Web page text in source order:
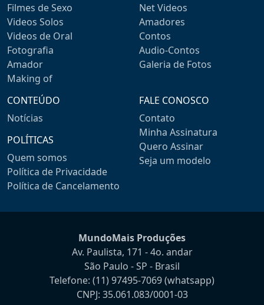
Filmes de Sexo
Videos Solos
Videos de Oral
Fotografia
Amador
Making of
Net Videos
Amadores
Contos
Audio-Contos
Galeria de Fotos
CONTEÚDO
Notícias
POLÍTICAS
Quem somos
Política de Privacidade
Política de Cancelamento
FALE CONOSCO
Contato
Minha Assinatura
Quero Assinar
Seja um modelo
MundoMais Produções
Av. Paulista, 171 - 4o. andar
São Paulo - SP - Brasil
Telefone: (11) 97495-7069(whatsapp)
CNPJ: 35.061.083/0001-03